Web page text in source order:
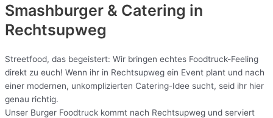
Smashburger & Catering in
Rechtsupweg
Streetfood, das begeistert: Wir bringen echtes Foodtruck-Feeling
direkt zu euch! Wenn ihr in Rechtsupweg ein Event plant und nach
einer modernen, unkomplizierten Catering-Idee sucht, seid ihr hier
genau richtig.
Unser Burger Foodtruck kommt nach Rechtsupweg und serviert